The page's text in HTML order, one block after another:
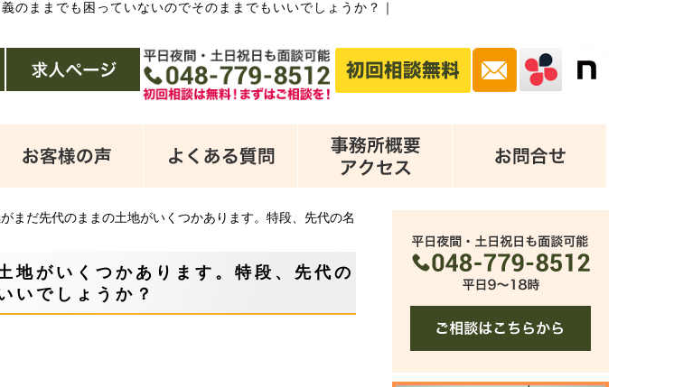
のままでも困っていないのでそのままでもいいでしょうか？
まだ先代のままの土地がいくつかあります。特段、先代の名
地がいくつかあります。特段、先代の
いでしょうか？